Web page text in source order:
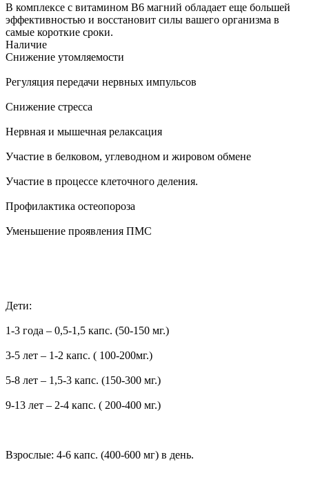
В комплексе с витамином В6 магний обладает еще большей
эффективностью и восстановит силы вашего организма в
самые короткие сроки.
Наличие
Снижение утомляемости
Регуляция передачи нервных импульсов
Снижение стресса
Нервная и мышечная релаксация
Участие в белковом, углеводном и жировом обмене
Участие в процессе клеточного деления.
Профилактика остеопороза
Уменьшение проявления ПМС
Дети:
1-3 года – 0,5-1,5 капс. (50-150 мг.)
3-5 лет – 1-2 капс. ( 100-200мг.)
5-8 лет – 1,5-3 капс. (150-300 мг.)
9-13 лет – 2-4 капс. ( 200-400 мг.)
Взрослые: 4-6 капс. (400-600 мг) в день.